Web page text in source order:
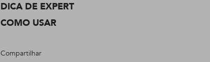
DICA DE EXPERT
COMO USAR
Compartilhar